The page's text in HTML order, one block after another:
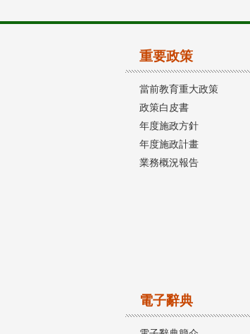
重要政策
當前教育重大政策
政策白皮書
年度施政方針
年度施政計畫
業務概況報告
電子辭典